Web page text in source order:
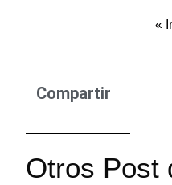
«
Compartir
Otros Post